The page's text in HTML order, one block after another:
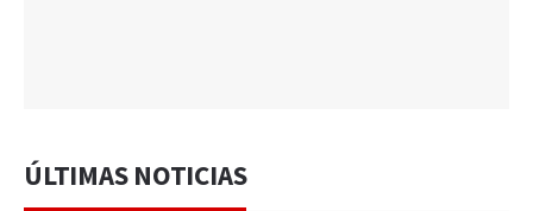
ÚLTIMAS NOTICIAS